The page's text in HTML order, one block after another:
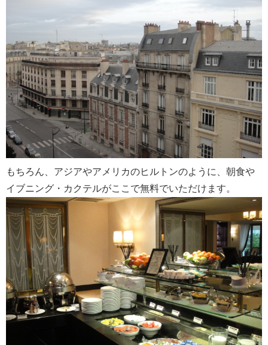
もちろん、アジアやアメリカのヒルトンのように、朝食や
イブニング・カクテルがここで無料でいただけます。